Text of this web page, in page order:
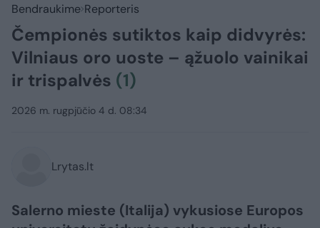
Bendraukime Reporteris
Čempionės sutiktos kaip didvyrės:
Vilniaus oro uoste – ąžuolo vainikai
ir trispalvės (1)
2026 m. rugpjūčio 4 d. 08:34
Lrytas.lt
Salerno mieste (Italija) vykusiose Europos